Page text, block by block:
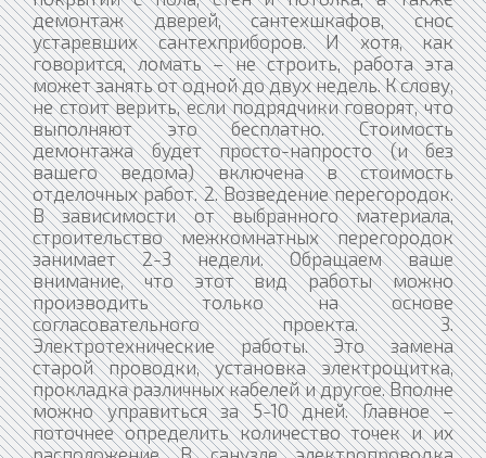
демонтаж дверей, сантехшкафов, снос
устаревших сантехприборов. И хотя, как
говорится, ломать – не строить, работа эта
может занять от одной до двух недель. К слову,
не стоит верить, если подрядчики говорят, что
выполняют это бесплатно. Стоимость
демонтажа будет просто-напросто (и без
вашего ведома) включена в стоимость
отделочных работ. 2. Возведение перегородок.
В зависимости от выбранного материала,
строительство межкомнатных перегородок
занимает 2-3 недели. Обращаем ваше
внимание, что этот вид работы можно
производить только на основе
согласовательного проекта. 3.
Электротехнические работы. Это замена
старой проводки, установка электрощитка,
прокладка различных кабелей и другое. Вполне
можно управиться за 5-10 дней. Главное –
поточнее определить количество точек и их